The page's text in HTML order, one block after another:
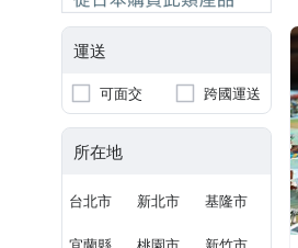
運送
可面交 跨國運送
所在地
台北市 新北市 基隆市